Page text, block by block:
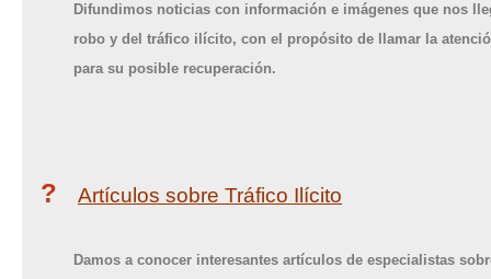
Difundimos noticias con información e imágenes que nos
robo y del tráfico ilícito, con el propósito de llamar la
para su posible recuperación.
? Artículos sobre Tráfico Ilícito
Damos a conocer interesantes artículos de especialistas